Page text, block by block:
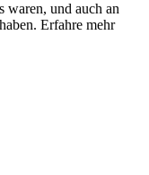
waren, und auch an
Erfahre mehr